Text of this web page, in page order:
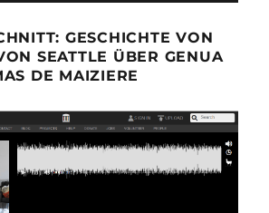
GESCHICHTE VON
SEATTLE ÜBER GENUA
DE MAIZIERE